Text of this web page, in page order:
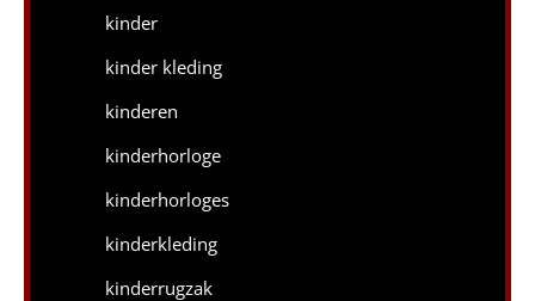
kinder
kinder kleding
kinderen
kinderhorloge
kinderhorloges
kinderkleding
kinderrugzak